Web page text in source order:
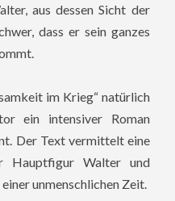
aus dessen Sicht der
dass er sein ganzes
im Krieg“ natürlich
ein intensiver Roman
Der Text vermittelt eine
Hauptfigur Walter und
unmenschlichen Zeit.